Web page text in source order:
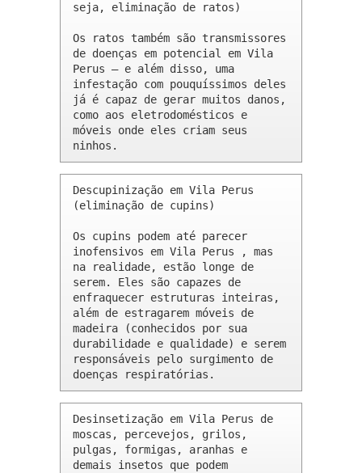
seja, eliminação de ratos)
Os ratos também são transmissores
de doenças em potencial em Vila
Perus – e além disso, uma
infestação com pouquíssimos deles
já é capaz de gerar muitos danos,
como aos eletrodomésticos e
móveis onde eles criam seus
ninhos.
Descupinização em Vila Perus
(eliminação de cupins)
Os cupins podem até parecer
inofensivos em Vila Perus , mas
na realidade, estão longe de
serem. Eles são capazes de
enfraquecer estruturas inteiras,
além de estragarem móveis de
madeira (conhecidos por sua
durabilidade e qualidade) e serem
responsáveis pelo surgimento de
doenças respiratórias.
Desinsetização em Vila Perus de
moscas, percevejos, grilos,
pulgas, formigas, aranhas e
demais insetos que podem